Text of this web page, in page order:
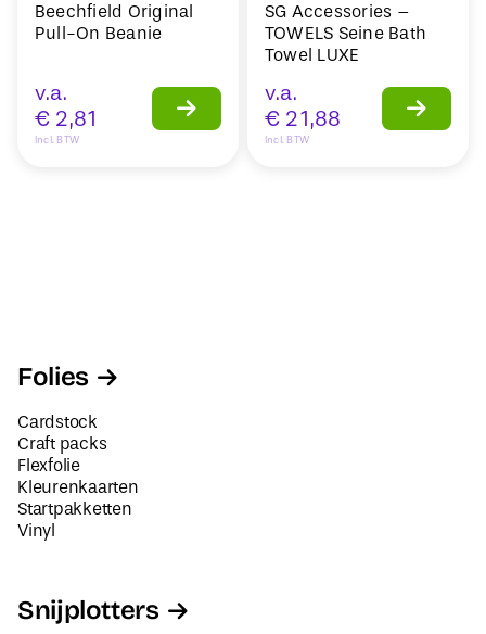
Beechfield Original
Pull-On Beanie
v.a.
€ 2,81
Incl. BTW
SG Accessories –
TOWELS Seine Bath
Towel LUXE
v.a.
€ 21,88
Incl. BTW
Folies
Cardstock
Craft packs
Flexfolie
Kleurenkaarten
Startpakketten
Vinyl
Snijplotters